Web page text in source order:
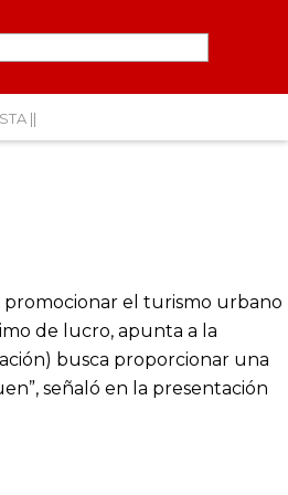
||
promocionar el turismo urbano
de lucro, apunta a la
busca proporcionar una
señaló en la presentación